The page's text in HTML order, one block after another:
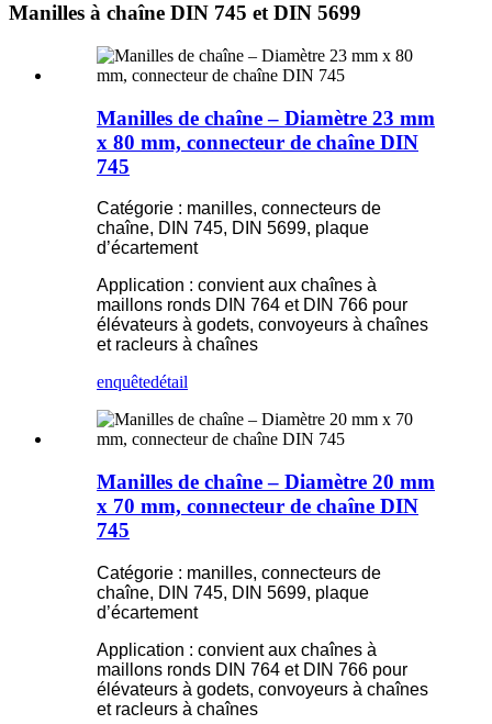
Manilles à chaîne DIN 745 et DIN 5699
Manilles de chaîne – Diamètre 23 mm
x 80 mm, connecteur de chaîne DIN
745
Catégorie : manilles, connecteurs de
chaîne, DIN 745, DIN 5699, plaque
d’écartement
Application : convient aux chaînes à
maillons ronds DIN 764 et DIN 766 pour
élévateurs à godets, convoyeurs à chaînes
et racleurs à chaînes
enquêtedétail
Manilles de chaîne – Diamètre 20 mm
x 70 mm, connecteur de chaîne DIN
745
Catégorie : manilles, connecteurs de
chaîne, DIN 745, DIN 5699, plaque
d’écartement
Application : convient aux chaînes à
maillons ronds DIN 764 et DIN 766 pour
élévateurs à godets, convoyeurs à chaînes
et racleurs à chaînes